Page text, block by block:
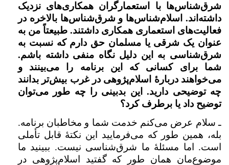
شرق‌شناس‌ها با استعمارگران همکاری‌های نزدیک
داشته‌اند. اسلام‌شناس‌ها و شرق‌شناس‌ها بالاخره در
فعالیت‌های استعماری همکاری داشتند. طبیعتاً من به
عنوان یک شرقی یا مسلمان حق دارم که نسبت به
شرق‌شناسی به این دلیل نگاه منفی داشته باشم.
شما برای کسانی که این برنامه را می‌بینند و
می‌خواهند دربارهٔ‌ اسلام‌پژوهی در غرب بیش‌تر بدانند
چه توضیحی دارید. این بدبینی را چه طور می‌توان
توضیح داد یا برطرف کرد؟
ـ سلام عرض می‌کنم خدمت شما و مخاطبان برنامه.
بله، همین طور که می‌فرمایید این نکتهٔ قابل تأملی
است. اما مسئلهٔ‌ ما شرق‌شناسی نیست. ببینید ما
موضوع‌مان همان طور که گفتید اسلام‌پژوهی در